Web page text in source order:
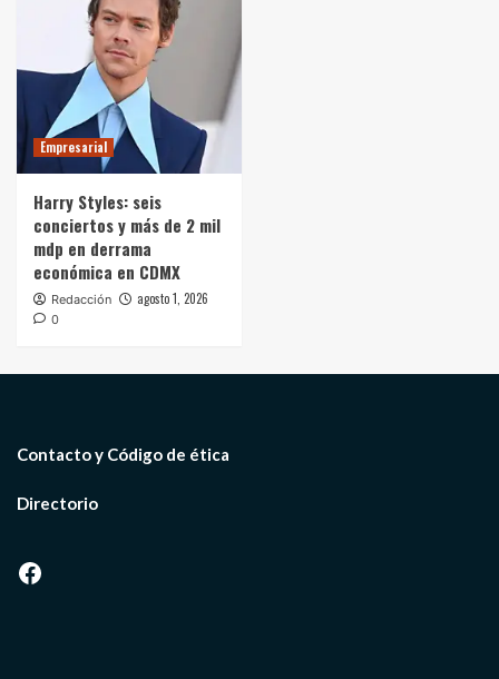
Empresarial
Harry Styles: seis
conciertos y más de 2 mil
mdp en derrama
económica en CDMX
Redacción agosto 1, 2026
0
Contacto y Código de ética
Directorio
Facebook